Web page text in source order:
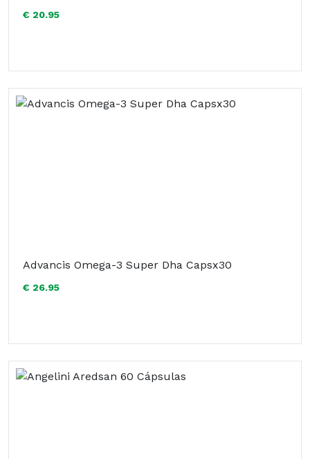
€ 20.95
Advancis Omega-3 Super Dha Capsx30
€ 26.95